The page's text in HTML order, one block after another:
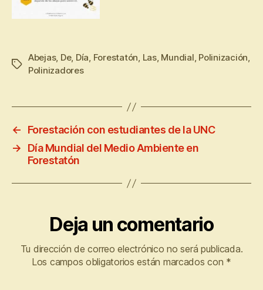
Abejas, De, Día, Forestatón, Las, Mundial, Polinización,
Polinizadores
←
Forestación con estudiantes de la UNC
→
Día Mundial del Medio Ambiente en
Forestatón
Deja un comentario
Tu dirección de correo electrónico no será publicada.
Los campos obligatorios están marcados con *